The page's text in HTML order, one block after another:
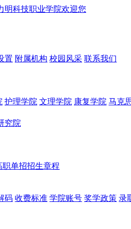
置 附属机构 校园风采 联系我们
护理学院 文理学院 康复学院 马克
究院
职单招招生章程
码 收费标准 学院账号 奖学政策 录